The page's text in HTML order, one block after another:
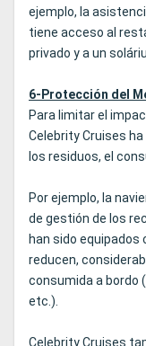
ejemplo, la
tiene acceso al
privado y a un
6-Protección del
Para limitar el
Celebrity Cruises
los residuos, el
Por ejemplo, la
de gestión de los
han sido equipados
reducen,
consumida a bordo
etc.).
Celebrity Cruises